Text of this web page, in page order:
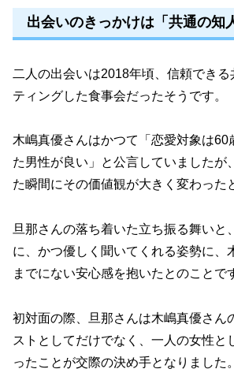
出会いのきっかけは「共通の知
二人の出会いは2018年頃、信頼できる
ティングした食事会だったそうです。
木嶋真優さんはかつて「恋愛対象は60
た男性が良い」と公言していましたが
た瞬間にその価値観が大きく変わった
旦那さんの落ち着いた立ち振る舞いと
に、かつ優しく聞いてくれる姿勢に、
までにない安心感を抱いたとのことで
初対面の際、旦那さんは木嶋真優さん
ストとしてだけでなく、一人の女性と
ったことが交際の決め手となりました。